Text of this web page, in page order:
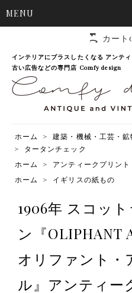
MENU
カート
インテリアにプラスしたくなる アンテ
古い広告などの専門店 Comfy design
ホーム >
建築・機械・工芸・
>
タータンチェック
ホーム
>
アンティークプリント
ホーム
> イギリスの紙もの
1906年 スコッ
ン『OLIPHANT
オリファント・
ル』アンティー